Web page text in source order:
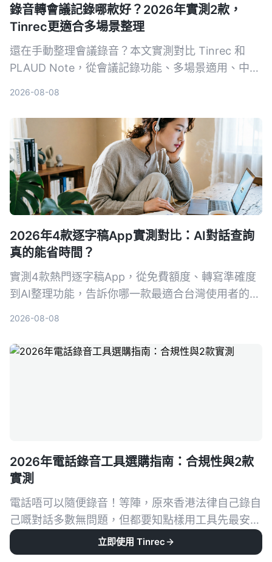
錄音轉會議記錄哪款好？2026年實測2款，
Tinrec更適合多場景整理
還在手動整理會議錄音？本文實測對比 Tinrec 和
PLAUD Note，從會議記錄功能、多場景適用、中文
2026-08-08
2026年4款逐字稿App實測對比：AI對話查詢
真的能省時間？
實測4款熱門逐字稿App，從免費額度、轉寫準確度
到AI整理功能，告訴你哪一款最適合台灣使用者的會
2026-08-08
2026年電話錄音工具選購指南：合規性與2款
實測
電話唔可以隨便錄音！等陣，原來香港法律自己錄自
己嘅對話多數無問題，但都要知點樣用工具先最安
全。今次實測 Tinrec 同 Plaud Note，從法律、粵語
轉寫、整理功能同價位PK，幫你揀最啱嘅錄音方
立即使用 Tinrec